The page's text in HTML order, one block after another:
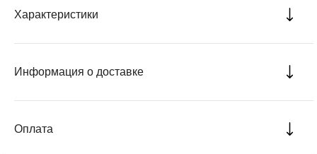
Характеристики
Информация о доставке
Оплата